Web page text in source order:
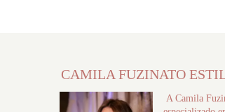
CAMILA FUZINATO
A Camila